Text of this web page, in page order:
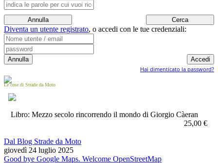
Diventa un utente registrato, o accedi con le tue credenziali:
Hai dimenticato la password?
Le cose di Strade da Moto
Libro: Mezzo secolo rincorrendo il mondo di Giorgio Càeran
25,00 €
Dal Blog Strade da Moto
giovedì 24 luglio 2025
Good bye Google Maps. Welcome OpenStreetMap